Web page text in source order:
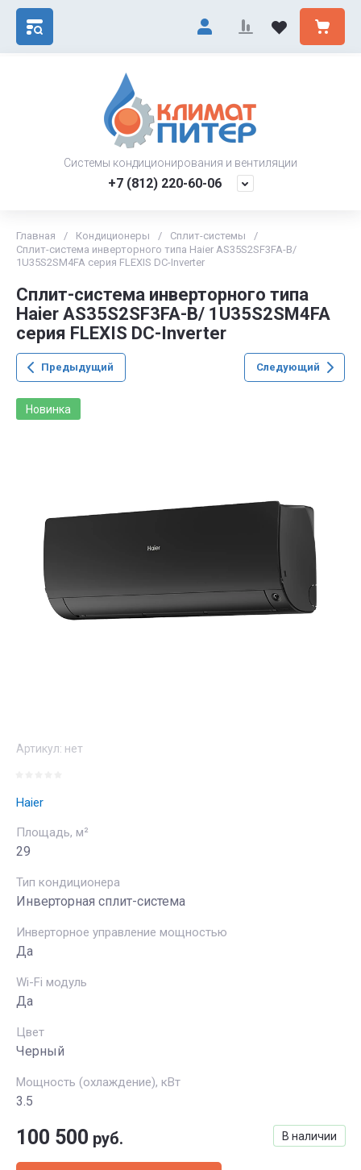
Системы кондиционирования и вентиляции
+7 (812) 220-60-06
Главная / Кондиционеры / Сплит-системы
/
Сплит-система инверторного типа Haier AS35S2SF3FA-B/
1U35S2SM4FA серия FLEXIS DC-Inverter
Сплит-система инверторного типа
Haier AS35S2SF3FA-B/ 1U35S2SM4FA
серия FLEXIS DC-Inverter
Предыдущий Следующий
Новинка
Артикул: нет
Haier
Площадь, м²
29
Тип кондиционера
Инверторная сплит-система
Инверторное управление мощностью
Да
Wi-Fi модуль
Да
Цвет
Черный
Мощность (охлаждение), кВт
3.5
В наличии
100 500 руб.